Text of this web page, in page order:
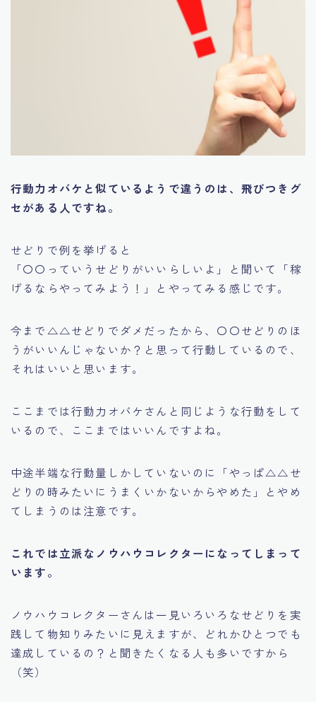
行動力オバケと似ているようで違うのは、飛びつきグ
セがある人ですね。
せどりで例を挙げると
「〇〇っていうせどりがいいらしいよ」
と聞いて
「稼
げるならやってみよう！」
とやってみる感じです。
今まで△△せどりでダメだったから、〇〇せどりのほ
うがいいんじゃないか？と思って行動しているので、
それはいいと思います。
ここまでは行動力オバケさんと同じような行動をして
いるので、ここまではいいんですよね。
中途半端な行動量しかしていないのに
「やっぱ△△せ
どりの時みたいにうまくいかないからやめた」
とやめ
てしまうのは注意です。
これでは立派なノウハウコレクターになってしまって
います。
ノウハウコレクターさんは一見いろいろなせどりを実
践して物知りみたいに見えますが、
どれかひとつでも
達成しているの？ と聞きたくなる人も多いですから
（笑）